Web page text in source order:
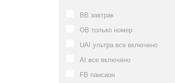
BB завтрак
OB только номер
UAI ультра все включено
AI все включено
FB пансион